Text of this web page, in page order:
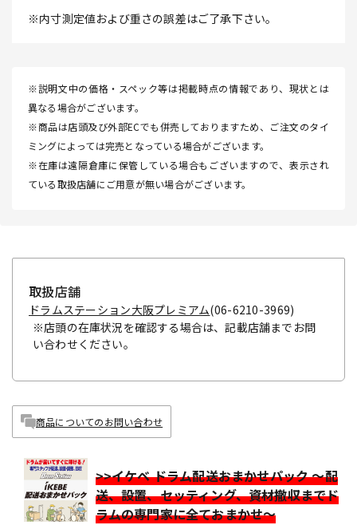
※内寸測定値および重さの誤差はご了承下さい。
※説明文中の価格・スペック等は掲載時点の情報であり、現状とは
異なる場合がございます。
※商品は店頭及び外部ECでも併売しておりますため、ご注文のタイ
ミングによっては完売となっている場合がございます。
※在庫は遠隔倉庫に保管している場合もございますので、表示され
ている取扱店舗にご用意が無い場合がございます。
取扱店舗
ドラムステーション大阪プレミアム(06-6210-3969)
※店頭の在庫状況を確認する場合は、記載店舗までお問
い合わせください。
商品についてのお問い合わせ
>>イケベ ドラム配送おまかせパック ～配
送、設置、セッティング、資材撤収までド
ラムの専門家に全ておまかせ～